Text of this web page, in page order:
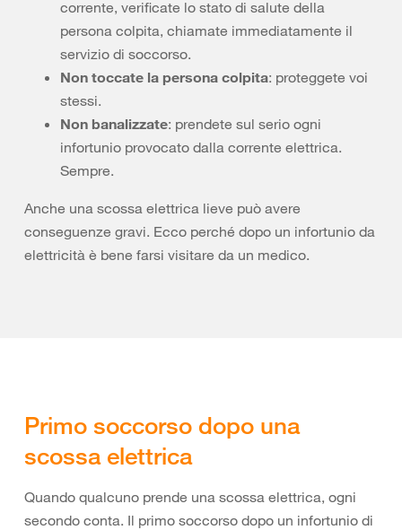
corrente, verificate lo stato di salute della
persona colpita, chiamate immediatamente il
servizio di soccorso.
Non toccate la persona colpita: proteggete voi
stessi.
Non banalizzate: prendete sul serio ogni
infortunio provocato dalla corrente elettrica.
Sempre.
Anche una scossa elettrica lieve può avere
conseguenze gravi. Ecco perché dopo un infortunio da
elettricità è bene farsi visitare da un medico.
Primo soccorso dopo una
scossa elettrica
Quando qualcuno prende una scossa elettrica, ogni
secondo conta. Il primo soccorso dopo un infortunio di